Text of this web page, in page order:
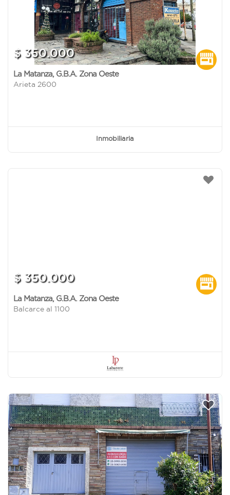
$ 350.000
La Matanza, G.B.A. Zona Oeste
Arieta 2600
Inmobiliaria
$ 350.000
La Matanza, G.B.A. Zona Oeste
Balcarce al 1100